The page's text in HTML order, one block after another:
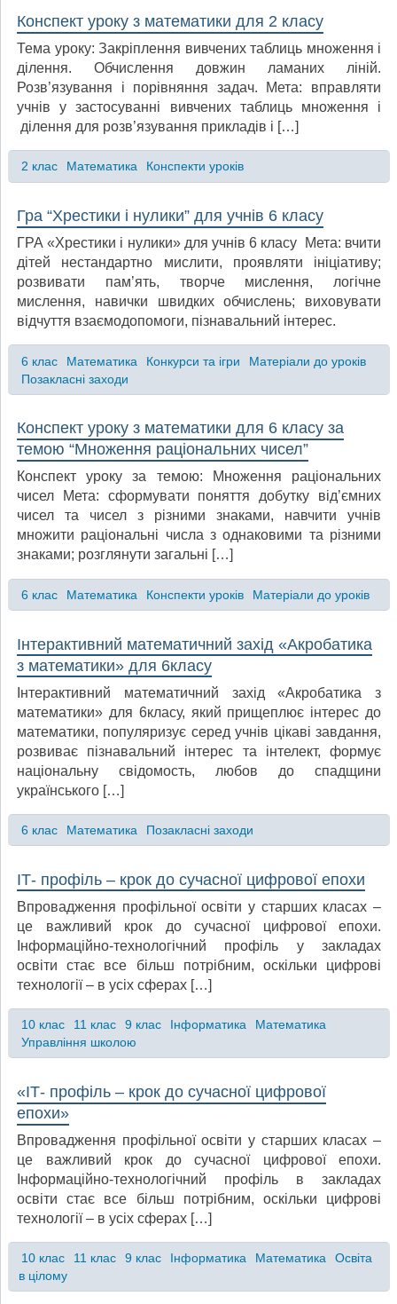
Конспект уроку з математики для 2 класу
Тема уроку: Закріплення вивчених таблиць множення і
ділення. Обчислення довжин ламаних ліній.
Розв’язування і порівняння задач. Мета: вправляти
учнів у застосуванні вивчених таблиць множення і
ділення для розв’язування прикладів і […]
2 клас Математика Конспекти уроків
Гра “Хрестики і нулики” для учнів 6 класу
ГРА «Хрестики і нулики» для учнів 6 класу Мета: вчити
дітей нестандартно мислити, проявляти ініціативу;
розвивати пам’ять, творче мислення, логічне
мислення, навички швидких обчислень; виховувати
відчуття взаємодопомоги, пізнавальний інтерес.
6 клас Математика Конкурси та ігри
Матеріали до уроків
Позакласні заходи
Конспект уроку з математики для 6 класу за
темою “Множення раціональних чисел”
Конспект уроку за темою: Множення раціональних
чисел Мета: сформувати поняття добутку від’ємних
чисел та чисел з різними знаками, навчити учнів
множити раціональні числа з однаковими та різними
знаками; розглянути загальні […]
6 клас Математика Конспекти уроків Матеріали до уроків
Інтерактивний математичний захід «Акробатика
з математики» для 6класу
Інтерактивний математичний захід «Акробатика з
математики» для 6класу, який прищеплює інтерес до
математики, популяризує серед учнів цікаві завдання,
розвиває пізнавальний інтерес та інтелект, формує
національну свідомость, любов до спадщини
українського […]
6 клас Математика Позакласні заходи
ІТ- профіль – крок до сучасної цифрової епохи
Впровадження профільної освіти у старших класах –
це важливий крок до сучасної цифрової епохи.
Інформаційно-технологічний профіль у закладах
освіти стає все більш потрібним, оскільки цифрові
технології – в усіх сферах […]
10 клас 11 клас 9 клас Інформатика
Математика
Управління школою
«ІТ- профіль – крок до сучасної цифрової
епохи»
Впровадження профільної освіти у старших класах –
це важливий крок до сучасної цифрової епохи.
Інформаційно-технологічний профіль в закладах
освіти стає все більш потрібним, оскільки цифрові
технології – в усіх сферах […]
10 клас 11 клас 9 клас Інформатика Математика
Освіта
в цілому